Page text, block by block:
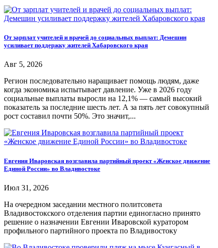
От зарплат учителей и врачей до социальных выплат: Демешин
усиливает поддержку жителей Хабаровского края
Авг 5, 2026
Регион последовательно наращивает помощь людям, даже
когда экономика испытывает давление. Уже в 2026 году
социальные выплаты выросли на 12,1% — самый высокий
показатель за последние шесть лет. А за пять лет совокупный
рост составил почти 50%. Это значит,...
Евгения Иваровская возглавила партийный проект «Женское движение
Единой России» во Владивостоке
Июл 31, 2026
На очередном заседании местного политсовета
Владивостокского отделения партии единогласно принято
решение о назначении Евгении Иваровской куратором
профильного партийного проекта по Владивостоку